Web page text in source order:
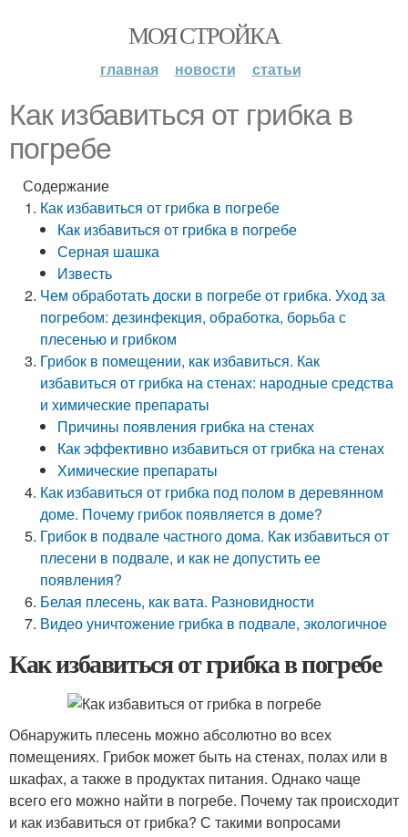
МОЯ СТРОЙКА
главная новости статьи
Как избавиться от грибка в
погребе
Содержание
Как избавиться от грибка в погребе
Как избавиться от грибка в погребе
Серная шашка
Известь
Чем обработать доски в погребе от грибка. Уход за
погребом: дезинфекция, обработка, борьба с
плесенью и грибком
Грибок в помещении, как избавиться. Как
избавиться от грибка на стенах: народные средства
и химические препараты
Причины появления грибка на стенах
Как эффективно избавиться от грибка на стенах
Химические препараты
Как избавиться от грибка под полом в деревянном
доме. Почему грибок появляется в доме?
Грибок в подвале частного дома. Как избавиться от
плесени в подвале, и как не допустить ее
появления?
Белая плесень, как вата. Разновидности
Видео уничтожение грибка в подвале, экологичное
Как избавиться от грибка в погребе
Обнаружить плесень можно абсолютно во всех
помещениях. Грибок может быть на стенах, полах или в
шкафах, а также в продуктах питания. Однако чаще
всего его можно найти в погребе. Почему так происходит
и как избавиться от грибка? С такими вопросами